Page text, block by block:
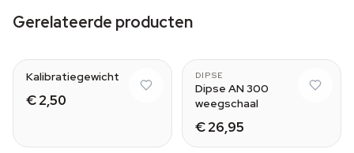
Gerelateerde producten
Kalibratiegewicht
€ 2,50
DIPSE
Dipse AN 300
weegschaal
€ 26,95